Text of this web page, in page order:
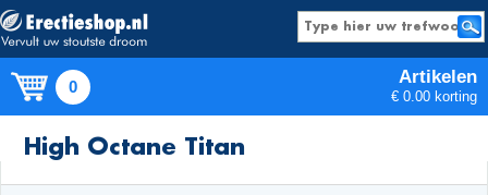
0 Artikelen
€ 0.00 korting
Producten
High Octane Titan